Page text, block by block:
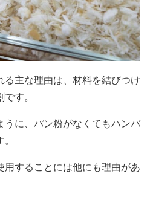
主な理由は、材料を結びつけ
す。
うに、パン粉がなくてもハンバ
用することには他にも理由があ